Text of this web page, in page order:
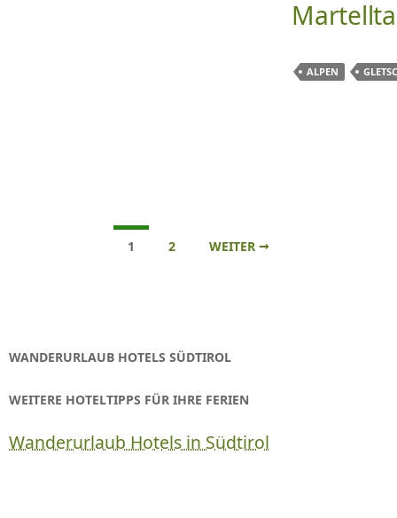
ALPEN
1 2 WEITER →
WANDERURLAUB HOTELS SÜDTIROL
WEITERE HOTELTIPPS FÜR IHRE FERIEN
Wanderurlaub Hotels in Südtirol